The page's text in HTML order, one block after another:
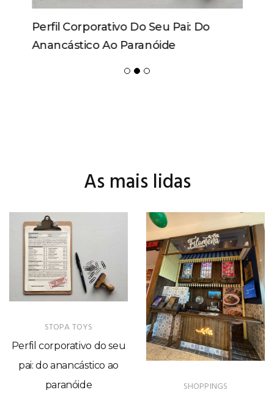
Perfil Corporativo Do Seu Pai: Do
Anancástico Ao Paranóide
As mais lidas
STOPA TOYS
Perfil corporativo do seu
pai: do anancástico ao
paranóide
SHOPPINGS